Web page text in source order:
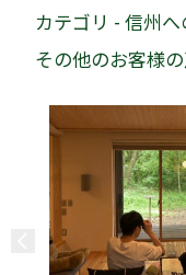
カテゴリ - 信州
その他のお客様